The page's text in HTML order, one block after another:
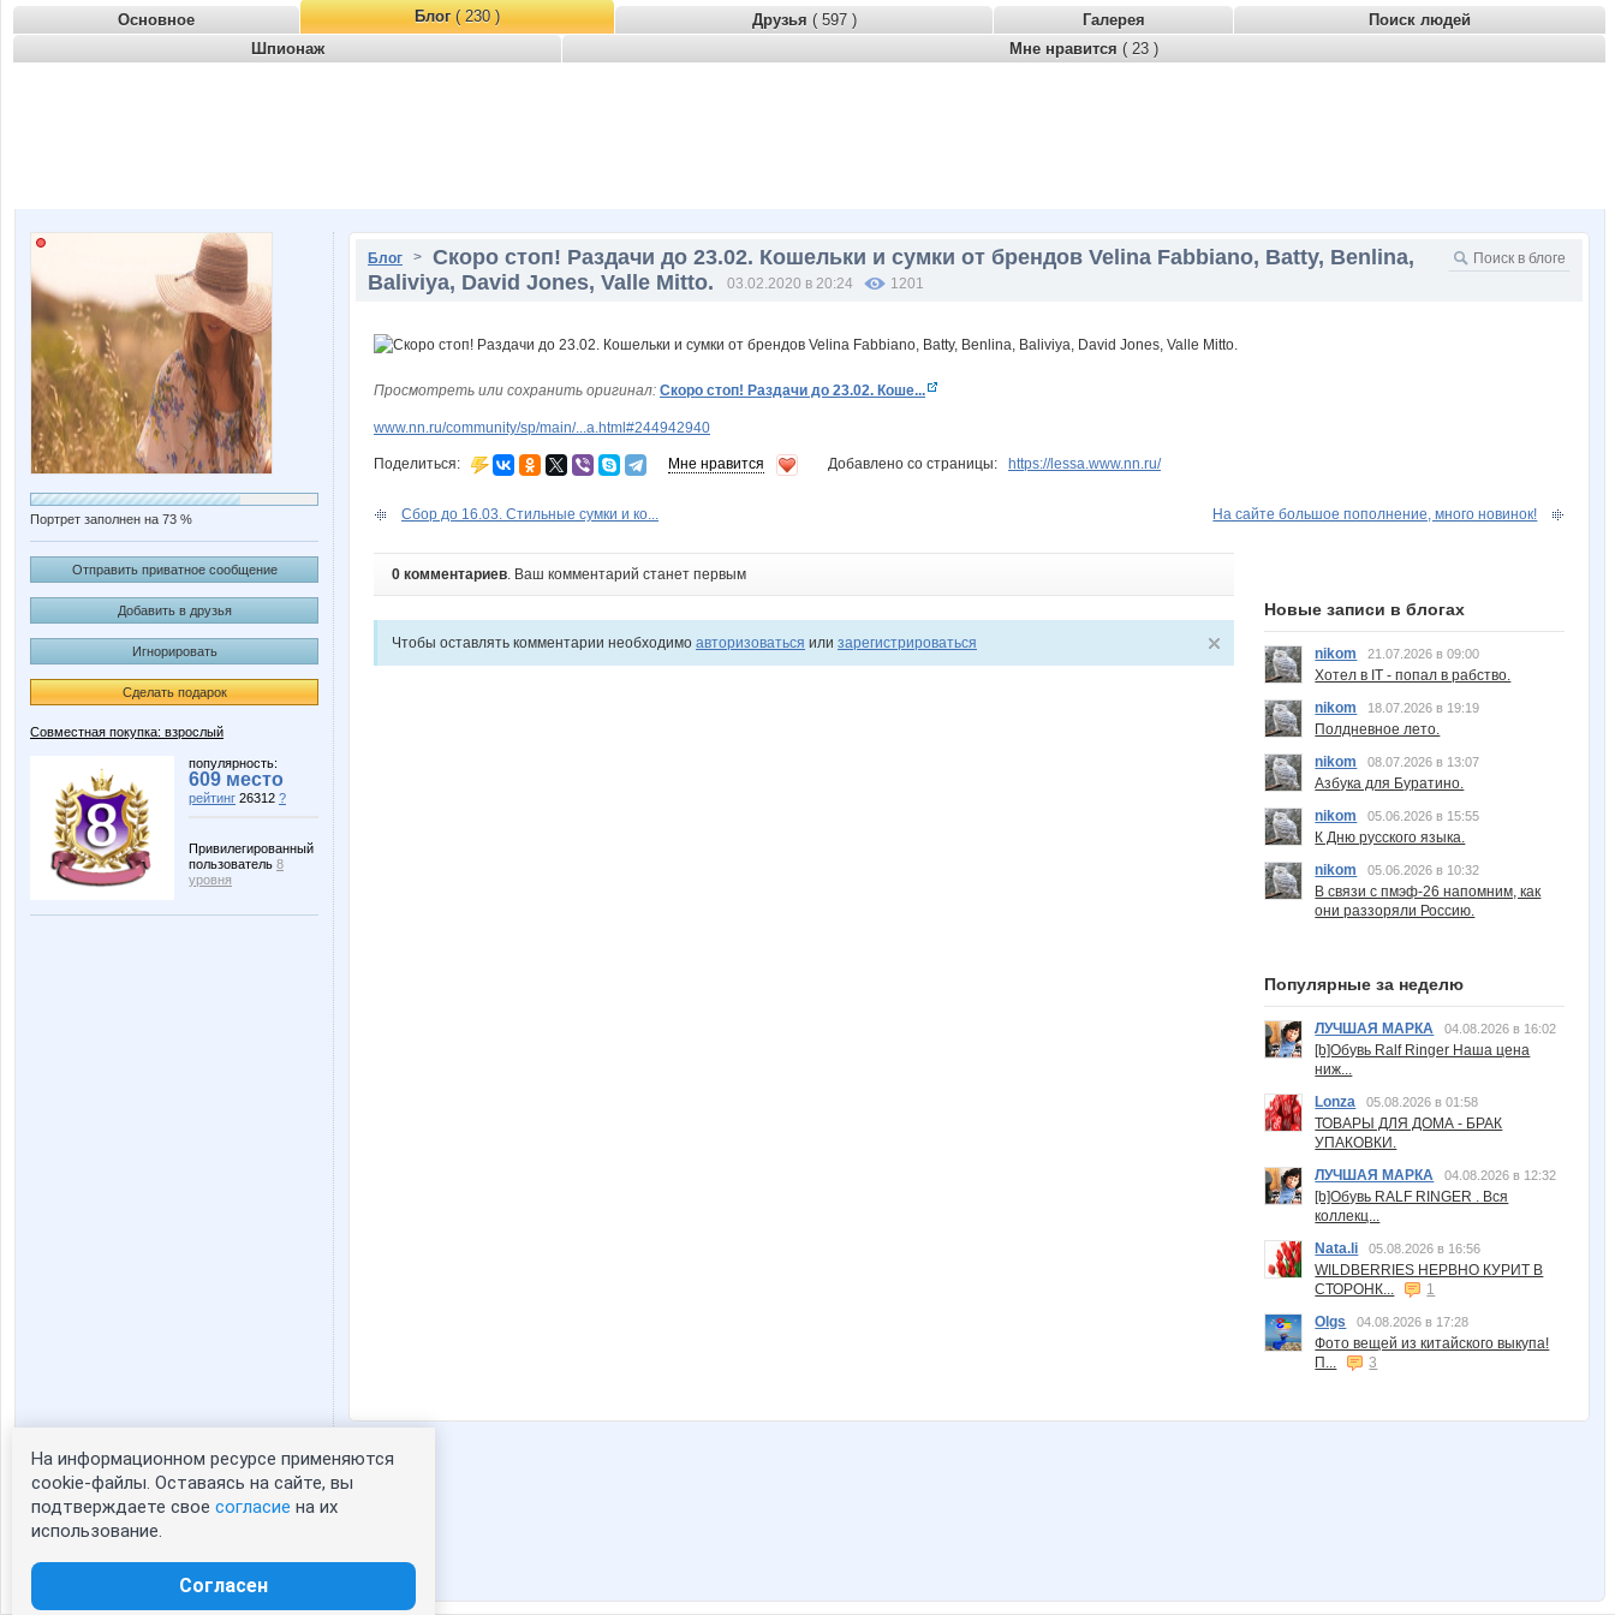
Основное Блог( 230 ) Друзья ( 597 ) Галерея
Поиск людей
Шпионаж
Мне нравится ( 23 )
Портрет заполнен на 73 %
Отправить приватное сообщение
Добавить в друзья
Игнорировать
Сделать подарок
Совместная покупка: взрослый
популярность:
609 место
рейтинг 26312 ?
Привилегированный
пользователь 8
уровня
Статистика портрета:
сейчас просматривают портрет - 0
зарегистрированные пользователи
Блог > Скоро стоп! Раздачи до 23.02. Кошельки и сумки от брендов Velina Fabbiano, Batty, Benlina,
Baliviya, David Jones, Valle Mitto.
03.02.2020 в 20:24 1201
Просмотреть или сохранить оригинал: Скоро стоп! Раздачи до 23.02. Коше...
www.nn.ru/community/sp/main/...a.html#244942940
Поделиться: Мне нравится Добавлено со страницы: https://lessa.www.nn.ru/
Сбор до 16.03. Стильные сумки и ко... На сайте большое пополнение, много новинок!
0 комментариев. Ваш комментарий станет первым
Чтобы оставлять комментарии необходимо авторизоваться или зарегистрироваться
Новые записи в блогах
nikom 21.07.2026 в 09:00
Хотел в IT - попал в рабство.
nikom
18.07.2026 в 19:19
Полдневное лето.
nikom
08.07.2026 в 13:07
Азбука для Буратино.
nikom
05.06.2026 в 15:55
К Дню русского языка.
nikom
05.06.2026 в 10:32
В связи с пмэф-26 напомним, как
они раззоряли Россию.
Популярные за неделю
ЛУЧШАЯ МАРКА 04.08.2026 в 16:02
[b]Обувь Ralf Ringer Наша цена
ниж...
Lonza
05.08.2026 в 01:58
ТОВАРЫ ДЛЯ ДОМА - БРАК
УПАКОВКИ.
ЛУЧШАЯ МАРКА
04.08.2026 в 12:32
[b]Обувь RALF RINGER . Вся
коллекц...
Nata.li
05.08.2026 в 16:56
WILDBERRIES НЕРВНО КУРИТ В
СТОРОНК...
1
Olgs
04.08.2026 в 17:28
Фото вещей из китайского выкупа!
П...
3
На информационном ресурсе применяются
cookie-файлы. Оставаясь на сайте, вы
подтверждаете свое согласие на их
использование.
Согласен